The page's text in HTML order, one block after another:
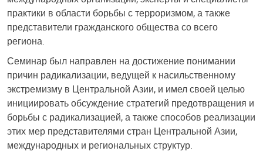
практики в области борьбы с терроризмом, а также
представители гражданского общества со всего
региона.
Семинар был направлен на достижение понимании
причин радикализации, ведущей к насильственному
экстремизму в Центральной Азии, и имел своей целью
инициировать обсуждение стратегий предотвращения и
борьбы с радикализацией, а также способов реализации
этих мер представителями стран Центральной Азии,
международных и региональных структур.